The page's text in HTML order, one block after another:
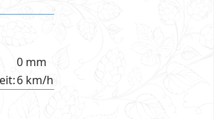
0 mm
6 km/h